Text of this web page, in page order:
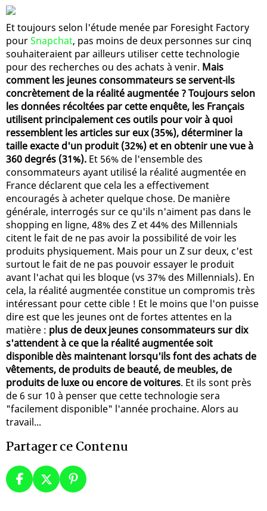
Et toujours selon l'étude menée par Foresight Factory
pourSnapchat, pas moins de deux personnes sur cinq
souhaiteraient par ailleurs utiliser cette technologie
pour des recherches ou des achats à venir. Mais
comment les jeunes consommateurs se servent-ils
concrètement de la réalité augmentée ? Toujours selon
les données récoltées par cette enquête, les Français
utilisent principalement ces outils pour voir à quoi
ressemblent les articles sur eux (35%), déterminer la
taille exacte d'un produit (32%) et en obtenir une vue à
360 degrés (31%). Et 56% de l'ensemble des
consommateurs ayant utilisé la réalité augmentée en
France déclarent que cela les a effectivement
encouragés à acheter quelque chose. De manière
générale, interrogés sur ce qu'ils n'aiment pas dans le
shopping en ligne, 48% des Z et 44% des Millennials
citent le fait de ne pas avoir la possibilité de voir les
produits physiquement. Mais pour un Z sur deux, c'est
surtout le fait de ne pas pouvoir essayer le produit
avant l'achat qui les bloque (vs 37% des Millennials). En
cela, la réalité augmentée constitue un compromis très
intéressant pour cette cible ! Et le moins que l'on puisse
dire est que les jeunes ont de fortes attentes en la
matière : plus de deux jeunes consommateurs sur dix
s'attendent à ce que la réalité augmentée soit
disponible dès maintenant lorsqu'ils font des achats de
vêtements, de produits de beauté, de meubles, de
produits de luxe ou encore de voitures. Et ils sont près
de 6 sur 10 à penser que cette technologie sera
"facilement disponible" l'année prochaine. Alors au
travail...
Partager ce Contenu